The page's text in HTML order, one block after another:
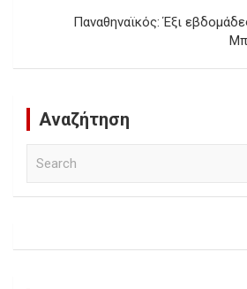
Παναθηναϊκός: Έξι
Αναζήτηση
h